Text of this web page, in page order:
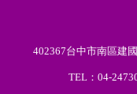
402367台中市南區
TEL：04-